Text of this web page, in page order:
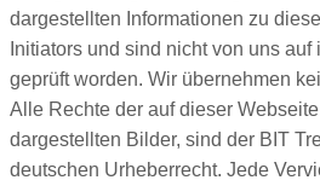
dargestellten Informationen zu
Initiators und sind nicht von uns
geprüft worden. Wir übernehmen
Alle Rechte der auf dieser
dargestellten Bilder, sind der BIT
deutschen Urheberrecht. Jede